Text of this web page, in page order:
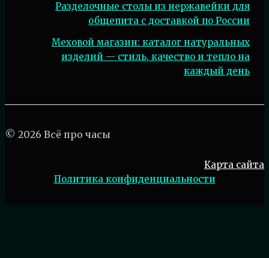
Разделочные столы из нержавейки для
общепита с доставкой по России
Меховой магазин: каталог натуральных
изделий — стиль, качество и тепло на
каждый день
© 2026 Всё про часы
Карта сайта
Политика конфиденциальности